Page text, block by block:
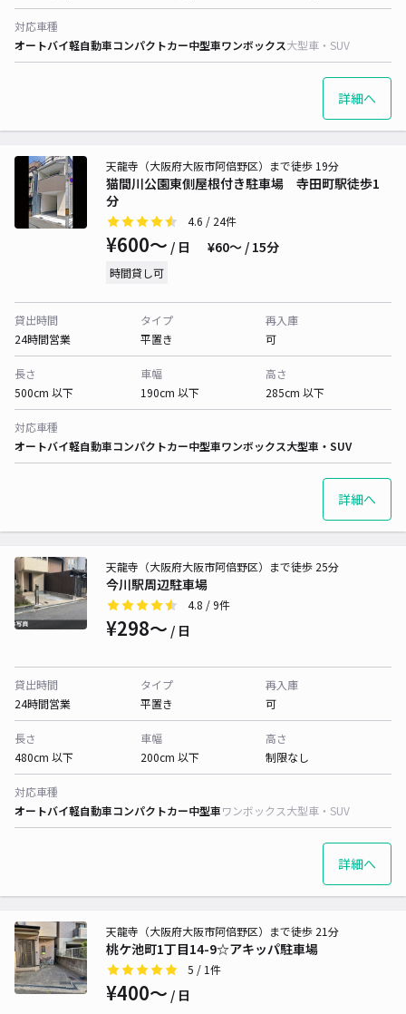
対応車種
オートバイ軽自動車コンパクトカー中型車ワンボックス大型車・SUV
詳細へ
猫間川公園東側屋根付き駐車場 寺田町駅徒歩1
分
天龍寺（大阪府大阪市阿倍野区）まで徒歩 19分
4.6 / 24件
¥600〜 / 日 ¥60〜 / 15分
時間貸し可
貸出時間
24時間営業
タイプ
平置き
再入庫
可
長さ
500cm 以下
車幅
190cm 以下
高さ
285cm 以下
対応車種
オートバイ軽自動車コンパクトカー中型車ワンボックス大型車・SUV
詳細へ
今川駅周辺駐車場
天龍寺（大阪府大阪市阿倍野区）まで徒歩 25分
4.8 / 9件
¥298〜 / 日
貸出時間
24時間営業
タイプ
平置き
再入庫
可
長さ
480cm 以下
車幅
200cm 以下
高さ
制限なし
対応車種
オートバイ軽自動車コンパクトカー中型車ワンボックス大型車・SUV
詳細へ
桃ケ池町1丁目14-9☆アキッパ駐車場
天龍寺（大阪府大阪市阿倍野区）まで徒歩 21分
5 / 1件
¥400〜 / 日